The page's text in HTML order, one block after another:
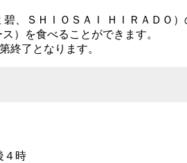
、ＳＨＩＯＳＡＩ ＨＩＲＡＤＯ）
）を食べることができます。
終了となります。
４時